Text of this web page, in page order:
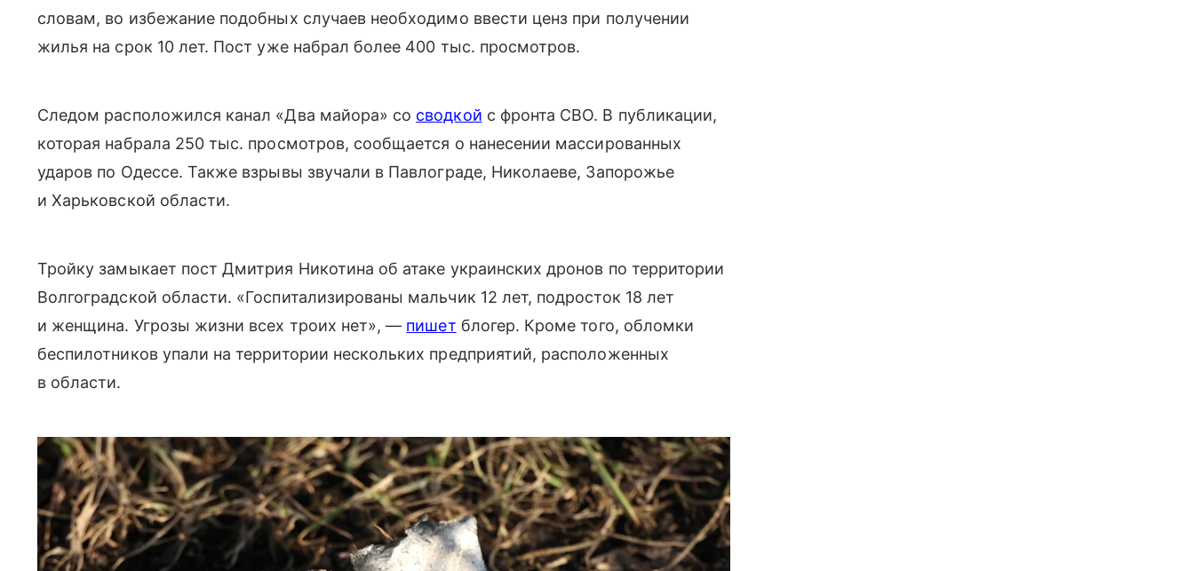
словам, во избежание подобных случаев необходимо ввести ценз при получении
жилья на срок 10 лет. Пост уже набрал более 400 тыс. просмотров.
Следом расположился канал «Два майора» со сводкой с фронта СВО. В публикации,
которая набрала 250 тыс. просмотров, сообщается о нанесении массированных
ударов по Одессе. Также взрывы звучали в Павлограде, Николаеве, Запорожье
и Харьковской области.
Тройку замыкает пост Дмитрия Никотина об атаке украинских дронов по территории
Волгоградской области. «Госпитализированы мальчик 12 лет, подросток 18 лет
и женщина. Угрозы жизни всех троих нет», — пишет блогер. Кроме того, обломки
беспилотников упали на территории нескольких предприятий, расположенных
в области.